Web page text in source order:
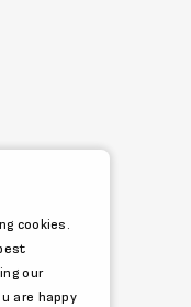
cookies.
our
are happy